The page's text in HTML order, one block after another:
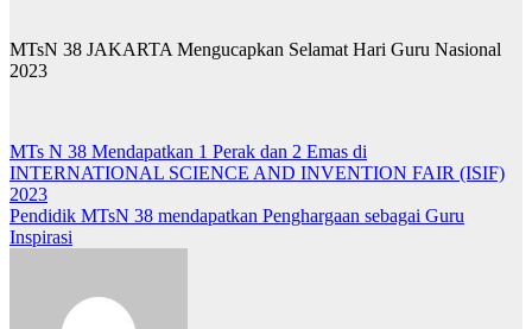
MTsN 38 JAKARTA Mengucapkan Selamat Hari Guru Nasional
2023
Post
navigation
MTs N 38 Mendapatkan 1 Perak dan 2 Emas di
INTERNATIONAL SCIENCE AND INVENTION FAIR (ISIF)
2023
Pendidik MTsN 38 mendapatkan Penghargaan sebagai Guru
Inspirasi